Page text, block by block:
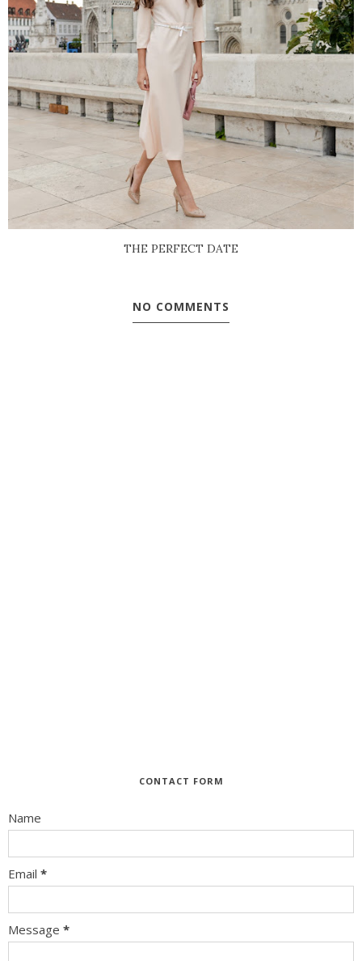
THE PERFECT DATE
NO COMMENTS
CONTACT FORM
Name
Email *
Message *